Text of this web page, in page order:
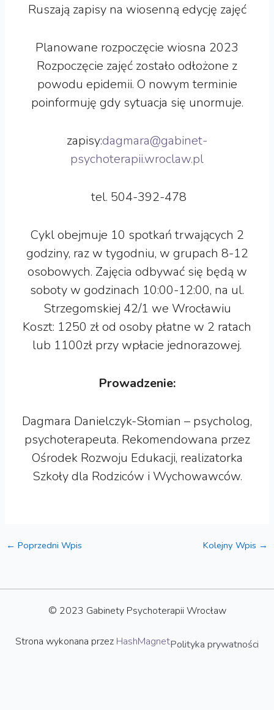
Ruszają zapisy na wiosenną edycję zajęć
Planowane rozpoczęcie wiosna 2023
Rozpoczęcie zajęć zostało odłożone z
powodu epidemii. O nowym terminie
poinformuję gdy sytuacja się unormuje.
zapisy:dagmara@gabinet-
psychoterapii.wroclaw.pl
tel. 504-392-478
Cykl obejmuje 10 spotkań trwających 2
godziny, raz w tygodniu, w grupach 8-12
osobowych. Zajęcia odbywać się będą w
soboty w godzinach 10:00-12:00, na ul.
Strzegomskiej 42/1 we Wrocławiu
Koszt: 1250 zł od osoby płatne w 2 ratach
lub 1100zł przy wpłacie jednorazowej.
Prowadzenie:
Dagmara Danielczyk-Słomian – psycholog,
psychoterapeuta. Rekomendowana przez
Ośrodek Rozwoju Edukacji, realizatorka
Szkoły dla Rodziców i Wychowawców.
← Poprzedni Wpis Kolejny Wpis →
© 2023 Gabinety Psychoterapii Wrocław
Strona wykonana przez HashMagnetPolityka prywatności